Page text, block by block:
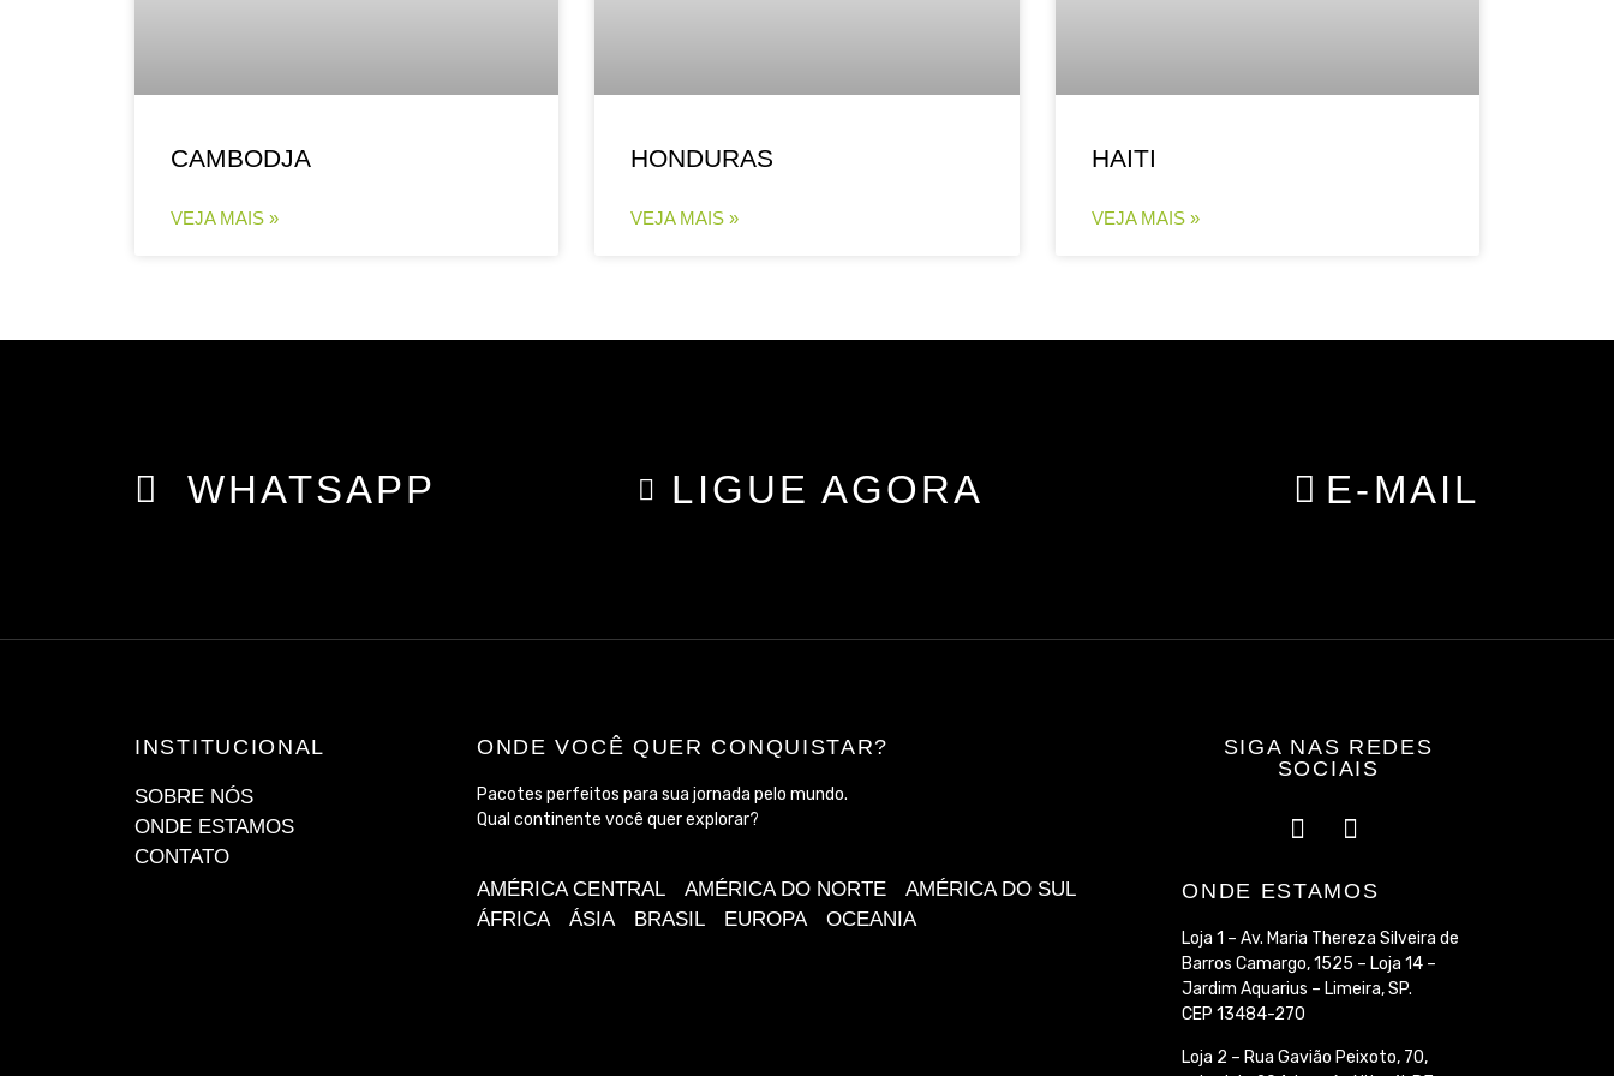
CAMBODJA
VEJA MAIS »
HONDURAS
VEJA MAIS »
HAITI
VEJA MAIS »
WHATSAPP LIGUE AGORA E-MAIL
INSTITUCIONAL
SOBRE NÓS
ONDE ESTAMOS
CONTATO
ONDE VOCÊ QUER CONQUISTAR?
Pacotes perfeitos para sua jornada pelo mundo.
Qual continente você quer explorar?
AMÉRICA CENTRAL AMÉRICA DO NORTE
AMÉRICA DO SUL
ÁFRICA
ÁSIA BRASIL EUROPA OCEANIA
SIGA NAS REDES
SOCIAIS
ONDE ESTAMOS
Loja 1 – Av. Maria Thereza Silveira de
Barros Camargo, 1525 – Loja 14 –
Jardim Aquarius – Limeira, SP.
CEP 13484-270
Loja 2 – Rua Gavião Peixoto, 70,